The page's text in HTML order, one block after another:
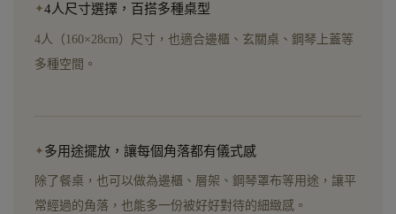
4人尺寸選擇，百搭多種桌型
4人（160×28cm）尺寸，也適合邊櫃、玄關桌、鋼琴上蓋等
多種空間。
多用途擺放，讓每個角落都有儀式感
除了餐桌，也可以做為邊櫃、層架、鋼琴罩布等用途，讓平
常經過的角落，也能多一份被好好對待的細緻感。